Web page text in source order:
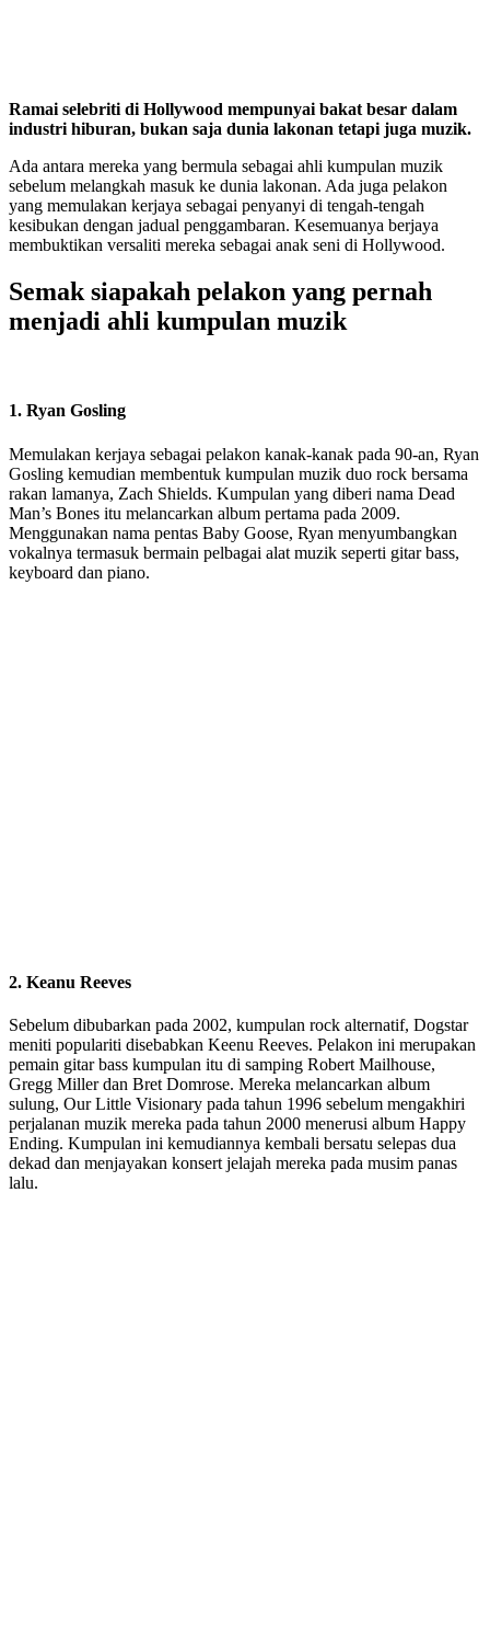
Ramai selebriti di Hollywood mempunyai bakat besar dalam
industri hiburan, bukan saja dunia lakonan tetapi juga muzik.
Ada antara mereka yang bermula sebagai ahli kumpulan muzik
sebelum melangkah masuk ke dunia lakonan. Ada juga pelakon
yang memulakan kerjaya sebagai penyanyi di tengah-tengah
kesibukan dengan jadual penggambaran. Kesemuanya berjaya
membuktikan versaliti mereka sebagai anak seni di Hollywood.
Semak siapakah pelakon yang pernah
menjadi ahli kumpulan muzik
1. Ryan Gosling
Memulakan kerjaya sebagai pelakon kanak-kanak pada 90-an, Ryan
Gosling kemudian membentuk kumpulan muzik duo rock bersama
rakan lamanya, Zach Shields. Kumpulan yang diberi nama Dead
Man’s Bones itu melancarkan album pertama pada 2009.
Menggunakan nama pentas Baby Goose, Ryan menyumbangkan
vokalnya termasuk bermain pelbagai alat muzik seperti gitar bass,
keyboard dan piano.
2. Keanu Reeves
Sebelum dibubarkan pada 2002, kumpulan rock alternatif, Dogstar
meniti populariti disebabkan Keenu Reeves. Pelakon ini merupakan
pemain gitar bass kumpulan itu di samping Robert Mailhouse,
Gregg Miller dan Bret Domrose. Mereka melancarkan album
sulung, Our Little Visionary pada tahun 1996 sebelum mengakhiri
perjalanan muzik mereka pada tahun 2000 menerusi album Happy
Ending. Kumpulan ini kemudiannya kembali bersatu selepas dua
dekad dan menjayakan konsert jelajah mereka pada musim panas
lalu.